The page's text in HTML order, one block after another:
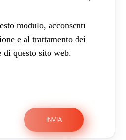
modulo, acconsenti
e al trattamento dei
di questo sito web.